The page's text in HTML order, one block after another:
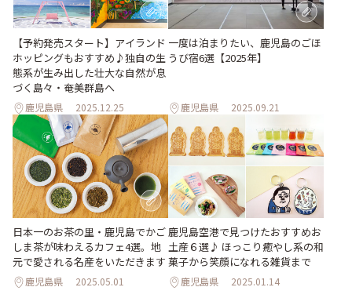
【予約発売スタート】アイランド
ホッピングもおすすめ♪独自の生
態系が生み出した壮大な自然が息
づく島々・奄美群島へ
鹿児島県 2025.12.25
一度は泊まりたい、鹿児島のごほ
うび宿6選【2025年】
鹿児島県 2025.09.21
日本一のお茶の里・鹿児島でかご
しま茶が味わえるカフェ4選。地
元で愛される名産をいただきます
鹿児島県 2025.05.01
鹿児島空港で見つけたおすすめお
土産６選♪ ほっこり癒やし系の和
菓子から笑顔になれる雑貨まで
鹿児島県 2025.01.14